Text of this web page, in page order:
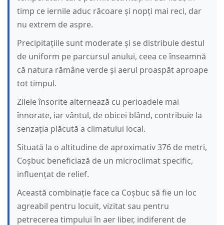
timp ce iernile aduc răcoare și nopți mai reci, dar
nu extrem de aspre.
Precipitațiile sunt moderate și se distribuie destul
de uniform pe parcursul anului, ceea ce înseamnă
că natura rămâne verde și aerul proaspăt aproape
tot timpul.
Zilele însorite alternează cu perioadele mai
înnorate, iar vântul, de obicei blând, contribuie la
senzația plăcută a climatului local.
Situată la o altitudine de aproximativ 376 de metri,
Coșbuc beneficiază de un microclimat specific,
influențat de relief.
Această combinație face ca Coșbuc să fie un loc
agreabil pentru locuit, vizitat sau pentru
petrecerea timpului în aer liber, indiferent de